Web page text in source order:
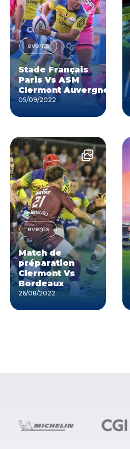
events
Stade Français
Paris Vs ASM
Clermont Auvergne
05/09/2022
events
Match de
préparation
Clermont Vs
Bordeaux
26/08/2022